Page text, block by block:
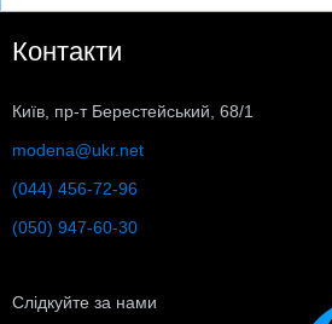
Контакти
Київ, пр-т Берестейський, 68/1
modena@ukr.net
(044) 456-72-96
(050) 947-60-30
Слідкуйте за нами